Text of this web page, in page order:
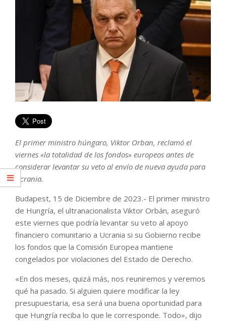
El primer ministro húngaro, Viktor Orban, reclamó el
viernes «la totalidad de los fondos» europeos antes de
considerar levantar su veto al envío de nueva ayuda para
Ucrania.
Budapest, 15 de Diciembre de 2023.- El primer ministro
de Hungría, el ultranacionalista Viktor Orbán, aseguró
este viernes que podría levantar su veto al apoyo
financiero comunitario a Ucrania si su Gobierno recibe
los fondos que la Comisión Europea mantiene
congelados por violaciones del Estado de Derecho.
«En dos meses, quizá más, nos reuniremos y veremos
qué ha pasado. Si alguien quiere modificar la ley
presupuestaria, esa será una buena oportunidad para
que Hungría reciba lo que le corresponde. Todo», dijo